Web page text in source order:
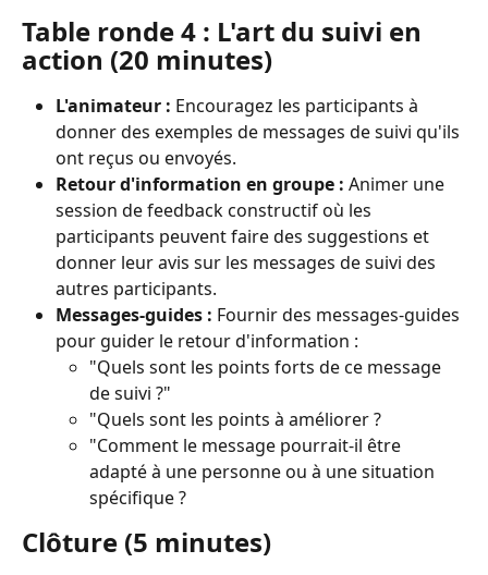
Table ronde 4 : L'art du suivi en
action (20 minutes)
L'animateur : Encouragez les participants à
donner des exemples de messages de suivi qu'ils
ont reçus ou envoyés.
Retour d'information en groupe : Animer une
session de feedback constructif où les
participants peuvent faire des suggestions et
donner leur avis sur les messages de suivi des
autres participants.
Messages-guides : Fournir des messages-guides
pour guider le retour d'information :
"Quels sont les points forts de ce message
de suivi ?"
"Quels sont les points à améliorer ?
"Comment le message pourrait-il être
adapté à une personne ou à une situation
spécifique ?
Clôture (5 minutes)